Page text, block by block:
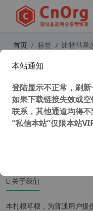
首页 标签 比特彗星
关于我们
本扎根草根，为普通用户提
本站通知
登陆显示不正常，刷
如果下载链接失效或
联系，其他通道均得
“私信本站”仅限本站